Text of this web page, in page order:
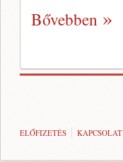
Bővebben
ELŐFIZETÉS KAPCSOLAT